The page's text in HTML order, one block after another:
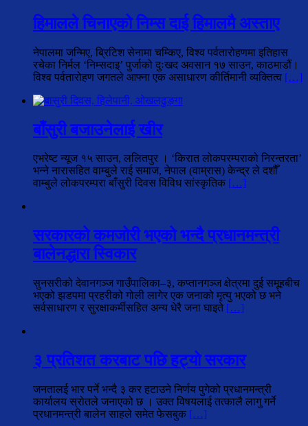
हिमालले चिनाएको निम्स दाई हिमालमै अस्ताए
नेपालमा जन्मिए, ब्रिटिश सेनामा चम्किए, विश्व पर्वतारोहणमा इतिहास
रचेका निर्मल ‘निम्सदाइ’ पुर्जाको दुःखद अवसान १७ साउन, काठमाडौं।
विश्व पर्वतारोहण जगतले आफ्ना एक असाधारण कीर्तिमानी व्यक्तित्व […]
बाँसुरी बजाउनेलाई खीर
एभरेष्ट न्यूज १५ साउन, ललितपुर । ‘किरात लोकपरम्पराको निरन्तरता’
भन्ने नारासहित वाम्बुले राई समाज, नेपाल (वाम्रास) केन्द्र ले दशौँ
वाम्बुले लोकपरम्परा बाँसुरी दिवस विविध सांस्कृतिक […]
सरकारको कमजोरी भएको भन्दै प्रधानमन्त्री
बालेनद्धारा स्विकार
सुनसरीको देवानगञ्ज गाउँपालिका–३, कप्तानगञ्ज क्षेत्रमा दुई समूहबीच
भएको झडपमा प्रहरीको गोली लागेर एक जनाको मृत्यु भएको छ भने
सर्वसाधारण र सुरक्षाकर्मीसहित अन्य धेरै जना घाइते […]
३ प्रतिशत करबाट पछि हट्यो सरकार
जनतालई भार पर्ने भन्दै ३ कर हटाउने निर्णय पुगेको प्रधानमन्त्री
कार्यालय स्रोतले जनाएको छ । उक्त विषयलाई तत्कालै लागु गर्ने
प्रधानमन्त्री बालेन साहले समेत फेसबुक […]